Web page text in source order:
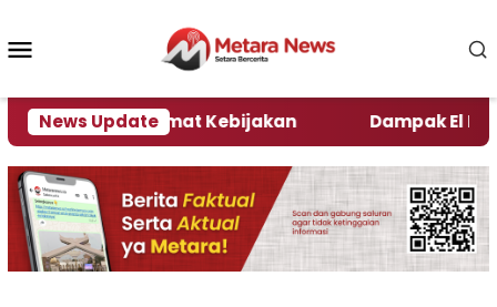
konten
News Update
Kata Pengamat Kebijakan Dampak El Nino,